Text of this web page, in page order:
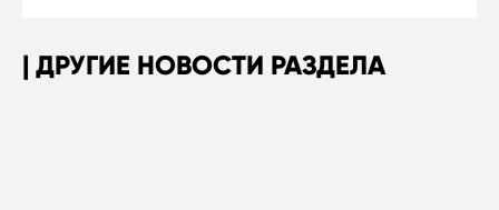
ДРУГИЕ НОВОСТИ РАЗДЕЛА